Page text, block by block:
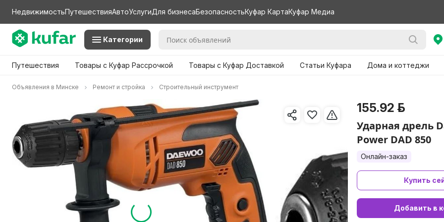
НедвижимостьПутешествияАвтоУслугиДля бизнесаБезопасностьКуфар КартаКуфар Медиа
Категории
Путешествия Товары с Куфар Рассрочкой Товары с Куфар Доставкой Статьи Куфара Дома и коттеджи
Объявления в Минске Ремонт и стройка Строительный инструмент
155.92 р.
Ударная дрель
Power DAD 850
Онлайн-заказ
Купить
Добавить в